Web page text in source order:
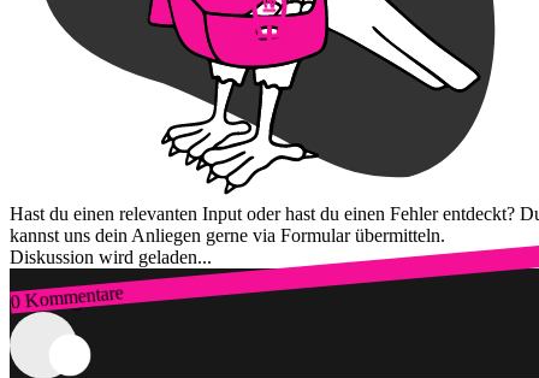
Hast du einen relevanten Input oder hast du einen Fehler entdeckt?
kannst uns dein Anliegen gerne via Formular übermitteln.
Diskussion wird geladen...
0 Kommentare
Zum Login